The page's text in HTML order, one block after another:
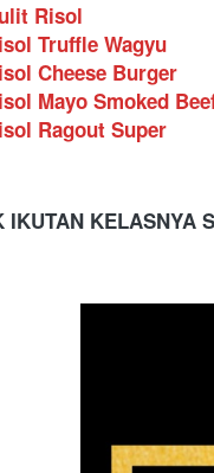
Risol
Truffle Wagyu
Cheese Burger
Mayo Smoked
Ragout Super
IKUTAN KELASNYA